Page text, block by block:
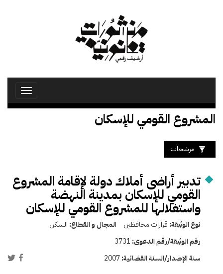
Toggle
المشروع القومي للإسكان
مرشحات
تدبير أراضى أملاك دولة لإقامة المشروع
القومي للإسكان بمدينة النهضة
واستغلالها للمشروع القومي للإسكان
نوع الوثيقة: قرارات محافظين المجال و القطاع: السكن
رقم الوثيقة/رقم الدعوى: 3731
سنة الإصدار/السنة القضائية:2007